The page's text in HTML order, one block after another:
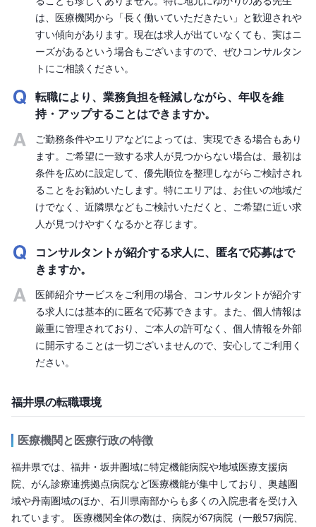
は、医療機関から「長く働いていただきたい」と歓迎されや
すい傾向があります。現在は求人が出ていなくても、実はニ
ーズがあるという場合もございますので、ぜひコンサルタン
トにご相談ください。
転職により、業務負担を軽減しながら、年収を維
持・アップすることはできますか。
ご勤務条件やエリアなどによっては、実現できる場合もあり
ます。ご希望に一致する求人が見つからない場合は、最初は
条件を広めに設定して、優先順位を整理しながらご検討され
ることをお勧めいたします。特にエリアは、お住いの地域だ
けでなく、近隣県などもご検討いただくと、ご希望に近い求
人が見つけやすくなるかと存じます。
コンサルタントが紹介する求人に、匿名で応募はで
きますか。
医師紹介サービスをご利用の場合、コンサルタントが紹介す
る求人には基本的に匿名で応募できます。また、個人情報は
厳重に管理されており、ご本人の許可なく、個人情報を外部
に開示することは一切ございませんので、安心してご利用く
ださい。
福井県の転職環境
医療機関と医療行政の特徴
福井県では、福井・坂井圏域に特定機能病院や地域医療支援病
院、がん診療連携拠点病院など医療機能が集中しており、奥越圏
域や丹南圏域のほか、石川県南部からも多くの入院患者を受け入
れています。 医療機関全体の数は、病院が67病院（一般57病院、